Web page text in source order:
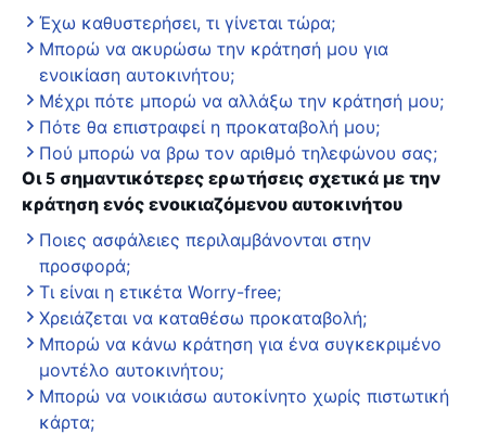
Έχω καθυστερήσει, τι γίνεται τώρα;
Μπορώ να ακυρώσω την κράτησή μου για
ενοικίαση αυτοκινήτου;
Μέχρι πότε μπορώ να αλλάξω την κράτησή μου;
Πότε θα επιστραφεί η προκαταβολή μου;
Πού μπορώ να βρω τον αριθμό τηλεφώνου σας;
Οι 5 σημαντικότερες ερωτήσεις σχετικά με την
κράτηση ενός ενοικιαζόμενου αυτοκινήτου
Ποιες ασφάλειες περιλαμβάνονται στην
προσφορά;
Τι είναι η ετικέτα Worry-free;
Χρειάζεται να καταθέσω προκαταβολή;
Μπορώ να κάνω κράτηση για ένα συγκεκριμένο
μοντέλο αυτοκινήτου;
Μπορώ να νοικιάσω αυτοκίνητο χωρίς πιστωτική
κάρτα;